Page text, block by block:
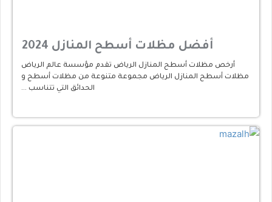
أفضل مظلات أسطح المنازل 2024
أرخص مظلات أسطح المنازل الرياض تقدم مؤسسة عالم الرياض
مظلات أسطح المنازل الرياض مجموعة متنوعة من مظلات أسطح و
الحدائق التي تتناسب …